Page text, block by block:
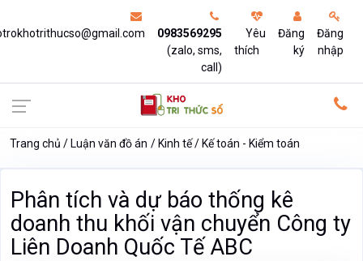
0983569295
(zalo, sms,
call)
Yêu
thích
Đăng
ký
Đăng
nhập
Trang chủ Luận văn đồ án Kinh tế Kế toán - Kiểm toán
Phân tích và dự báo thống kê
doanh thu khối vận chuyển Công ty
Liên Doanh Quốc Tế ABC